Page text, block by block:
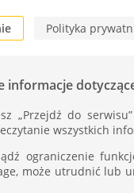
Polityka
informacje
„Przejdź do
wszystkich
ograniczenie
może utrudnić lub